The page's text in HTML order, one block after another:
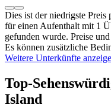
Dies ist der niedrigste Preis
für einen Aufenthalt mit 1
gefunden wurde. Preise
Es können zusätzliche
Weitere Unterkünfte
Top-
Island